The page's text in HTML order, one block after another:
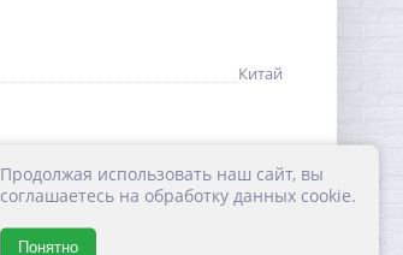
Китай
Продолжая использовать наш сайт, вы
соглашаетесь на обработку данных cookie.
Понятно